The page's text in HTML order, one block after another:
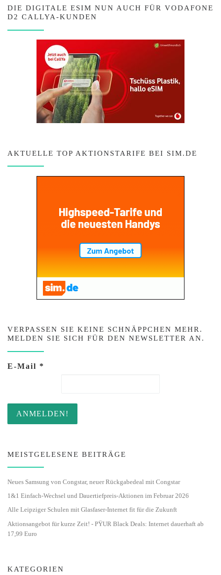
DIE DIGITALE ESIM NUN AUCH FÜR VODAFONE
D2 CALLYA-KUNDEN
AKTUELLE TOP AKTIONSTARIFE BEI SIM.DE
VERPASSEN SIE KEINE SCHNÄPPCHEN MEHR.
MELDEN SIE SICH FÜR DEN NEWSLETTER AN.
E-Mail *
MEISTGELESENE BEITRÄGE
Neues Samsung von Congstar, neuer Rückgabedeal mit Congstar
1&1 Einfach-Wechsel und Dauertiefpreis-Aktionen im Februar 2026
Alle Leipziger Schulen mit Glasfaser-Internet fit für die Zukunft
Aktionsangebot für kurze Zeit! - PŸUR Black Deals: Internet dauerhaft ab
17,99 Euro
KATEGORIEN